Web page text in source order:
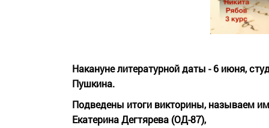
Накануне литературной даты - 6 июня,
Пушкина.
Подведены итоги викторины, называем
Екатерина Дегтярева (ОД-87),